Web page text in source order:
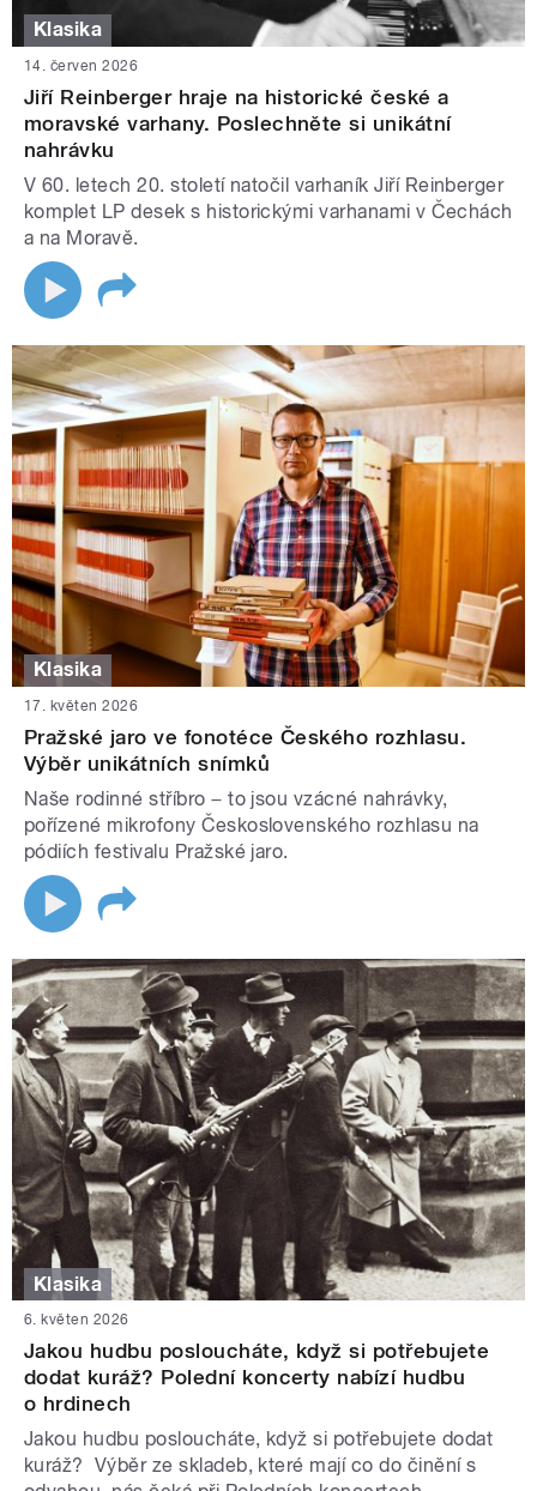
Klasika
14. červen 2026
Jiří Reinberger hraje na historické české a
moravské varhany. Poslechněte si unikátní
nahrávku
V 60. letech 20. století natočil varhaník Jiří Reinberger
komplet LP desek s historickými varhanami v Čechách
a na Moravě.
Klasika
17. květen 2026
Pražské jaro ve fonotéce Českého rozhlasu.
Výběr unikátních snímků
Naše rodinné stříbro − to jsou vzácné nahrávky,
pořízené mikrofony Československého rozhlasu na
pódiích festivalu Pražské jaro.
Klasika
6. květen 2026
Jakou hudbu posloucháte, když si potřebujete
dodat kuráž? Polední koncerty nabízí hudbu
o hrdinech
Jakou hudbu posloucháte, když si potřebujete dodat
kuráž? Výběr ze skladeb, které mají co do činění s